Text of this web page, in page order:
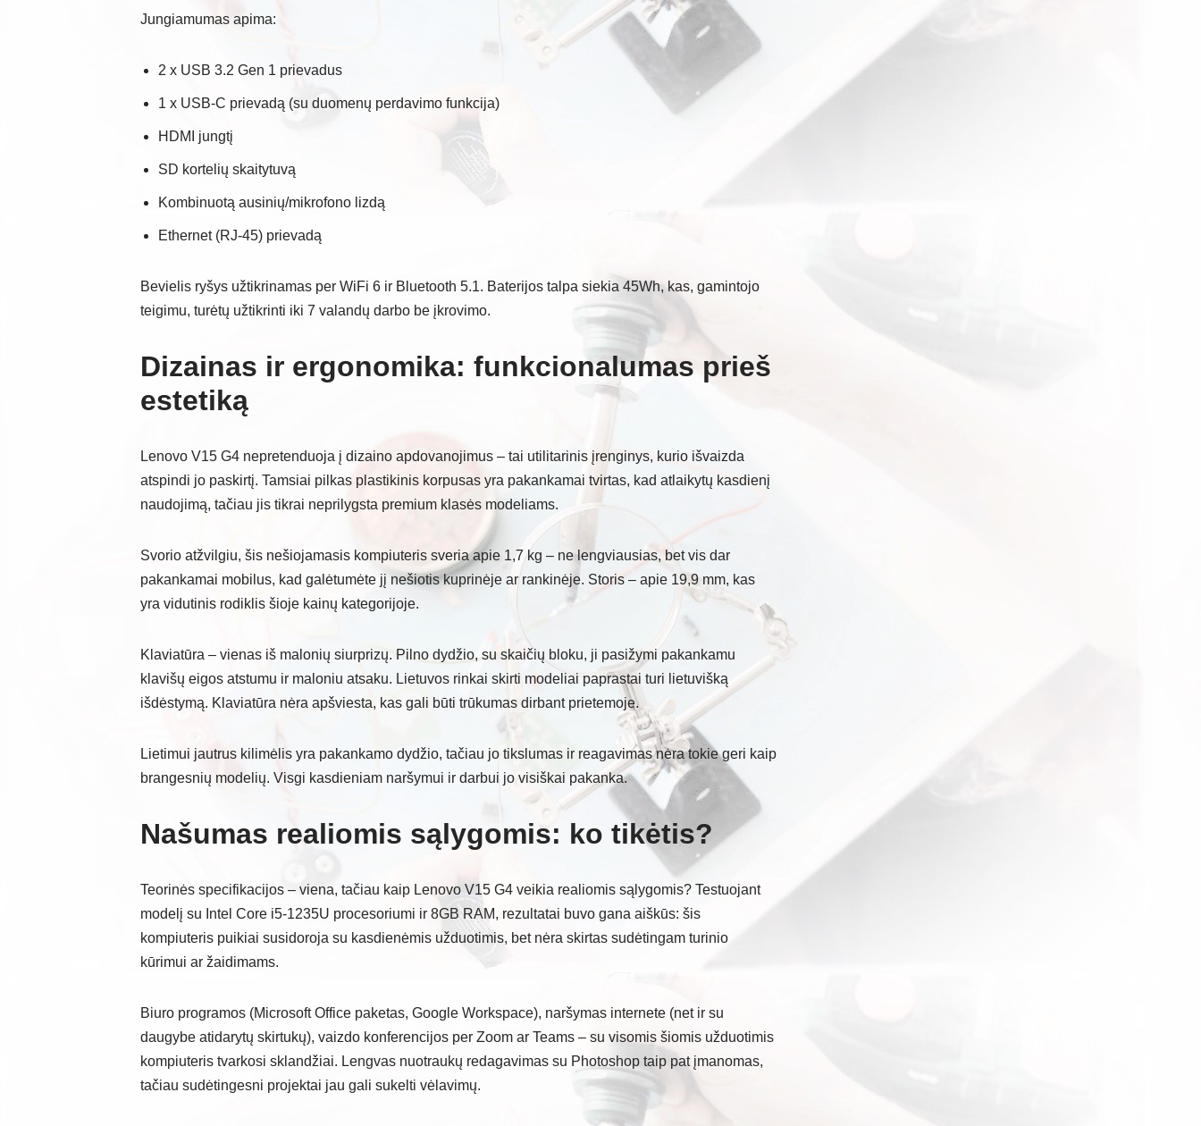
Jungiamumas apima:
2 x USB 3.2 Gen 1 prievadus
1 x USB-C prievadą (su duomenų perdavimo funkcija)
HDMI jungtį
SD kortelių skaitytuvą
Kombinuotą ausinių/mikrofono lizdą
Ethernet (RJ-45) prievadą
Bevielis ryšys užtikrinamas per WiFi 6 ir Bluetooth 5.1. Baterijos talpa siekia 45Wh, kas, gamintojo
teigimu, turėtų užtikrinti iki 7 valandų darbo be įkrovimo.
Dizainas ir ergonomika: funkcionalumas prieš
estetiką
Lenovo V15 G4 nepretenduoja į dizaino apdovanojimus – tai utilitarinis įrenginys, kurio išvaizda
atspindi jo paskirtį. Tamsiai pilkas plastikinis korpusas yra pakankamai tvirtas, kad atlaikytų kasdienį
naudojimą, tačiau jis tikrai neprilygsta premium klasės modeliams.
Svorio atžvilgiu, šis nešiojamasis kompiuteris sveria apie 1,7 kg – ne lengviausias, bet vis dar
pakankamai mobilus, kad galėtumėte jį nešiotis kuprinėje ar rankinėje. Storis – apie 19,9 mm, kas
yra vidutinis rodiklis šioje kainų kategorijoje.
Klaviatūra – vienas iš malonių siurprizų. Pilno dydžio, su skaičių bloku, ji pasižymi pakankamu
klavišų eigos atstumu ir maloniu atsaku. Lietuvos rinkai skirti modeliai paprastai turi lietuvišką
išdėstymą. Klaviatūra nėra apšviesta, kas gali būti trūkumas dirbant prietemoje.
Lietimui jautrus kilimėlis yra pakankamo dydžio, tačiau jo tikslumas ir reagavimas nėra tokie geri kaip
brangesnių modelių. Visgi kasdieniam naršymui ir darbui jo visiškai pakanka.
Našumas realiomis sąlygomis: ko tikėtis?
Teorinės specifikacijos – viena, tačiau kaip Lenovo V15 G4 veikia realiomis sąlygomis? Testuojant
modelį su Intel Core i5-1235U procesoriumi ir 8GB RAM, rezultatai buvo gana aiškūs: šis
kompiuteris puikiai susidoroja su kasdienėmis užduotimis, bet nėra skirtas sudėtingam turinio
kūrimui ar žaidimams.
Biuro programos (Microsoft Office paketas, Google Workspace), naršymas internete (net ir su
daugybe atidarytų skirtukų), vaizdo konferencijos per Zoom ar Teams – su visomis šiomis užduotimis
kompiuteris tvarkosi sklandžiai. Lengvas nuotraukų redagavimas su Photoshop taip pat įmanomas,
tačiau sudėtingesni projektai jau gali sukelti vėlavimų.